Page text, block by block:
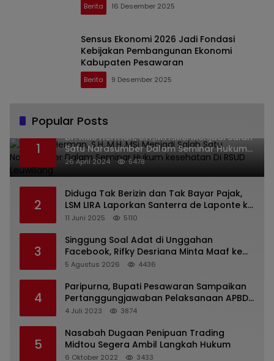
Berita 16 Desember 2025
Sensus Ekonomi 2026 Jadi Fondasi
Kebijakan Pembangunan Ekonomi
Kabupaten Pesawaran
Berita 9 Desember 2025
Popular Posts
1
Dr. KMS Herman, S.H.,M.H.,MSi Menjadi Salah
Satu Narasumber Dalam Seminar Hukum
kesehatan Di RSUD Leuwiliang
26 April 2024 5478
2
Diduga Tak Berizin dan Tak Bayar Pajak,
LSM LIRA Laporkan Santerra de Laponte ke
Kejaksaan Kota Batu
11 Juni 2025 5110
3
Singgung Soal Adat di Unggahan
Facebook, Rifky Desriana Minta Maaf ke
PDA dan Bupati Kubar
5 Agustus 2026 4436
4
Paripurna, Bupati Pesawaran Sampaikan
Pertanggungjawaban Pelaksanaan APBD
2022
4 Juli 2023 3874
5
Nasabah Dugaan Penipuan Trading
Midtou Segera Ambil Langkah Hukum
6 Oktober 2022 3433